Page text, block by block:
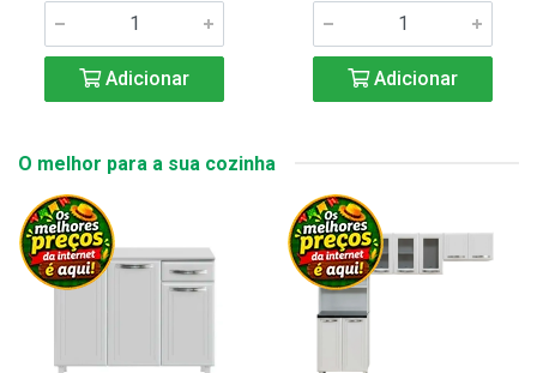
Adicionar Adicionar
O melhor para a sua cozinha